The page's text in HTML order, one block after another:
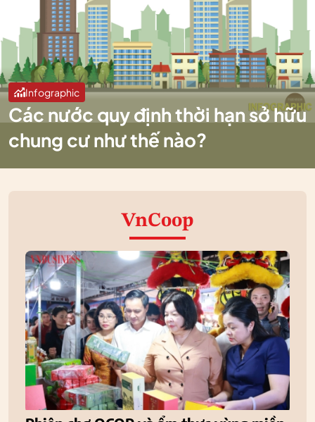
Infographic
Các nước quy định thời hạn sở hữu
chung cư như thế nào?
VnCoop